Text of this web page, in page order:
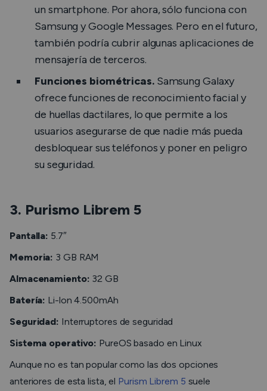
un smartphone. Por ahora, sólo funciona con
Samsung y Google Messages. Pero en el futuro,
también podría cubrir algunas aplicaciones de
mensajería de terceros.
Funciones biométricas. Samsung Galaxy
ofrece funciones de reconocimiento facial y
de huellas dactilares, lo que permite a los
usuarios asegurarse de que nadie más pueda
desbloquear sus teléfonos y poner en peligro
su seguridad.
3. Purismo Librem 5
Pantalla: 5.7″
Memoria: 3 GB RAM
Almacenamiento: 32 GB
Batería: Li-lon 4.500mAh
Seguridad: Interruptores de seguridad
Sistema operativo: PureOS basado en Linux
Aunque no es tan popular como las dos opciones
anteriores de esta lista, el Purism Librem 5 suele